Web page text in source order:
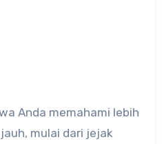
Anda memahami lebih
mulai dari jejak